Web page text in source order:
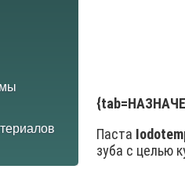
Паста
зуба с целью